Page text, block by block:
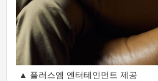
▲ 플러스엠 엔터테인먼트 제공